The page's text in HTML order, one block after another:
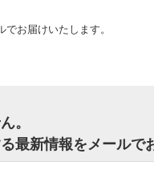
お届けいたします。
。
最新情報をメールで